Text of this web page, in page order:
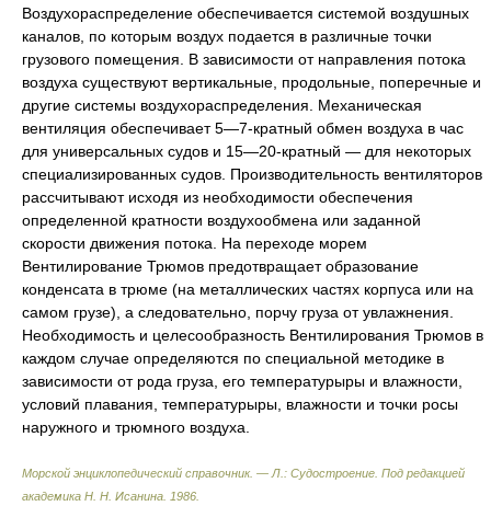
Воздухораспределение обеспечивается системой воздушных
каналов, по которым воздух подается в различные точки
грузового помещения. В зависимости от направления потока
воздуха существуют вертикальные, продольные, поперечные и
другие системы воздухораспределения. Механическая
вентиляция обеспечивает 5—7-кратный обмен воздуха в час
для универсальных судов и 15—20-кратный — для некоторых
специализированных судов. Производительность вентиляторов
рассчитывают исходя из необходимости обеспечения
определенной кратности воздухообмена или заданной
скорости движения потока. На переходе морем
Вентилирование Трюмов предотвращает образование
конденсата в трюме (на металлических частях корпуса или на
самом грузе), а следовательно, порчу груза от увлажнения.
Необходимость и целесообразность Вентилирования Трюмов в
каждом случае определяются по специальной методике в
зависимости от рода груза, его температурыры и влажности,
условий плавания, температурыры, влажности и точки росы
наружного и трюмного воздуха.
Морской энциклопедический справочник. — Л.: Судостроение Под редакцией
академика Н. Н. Исанина 1986